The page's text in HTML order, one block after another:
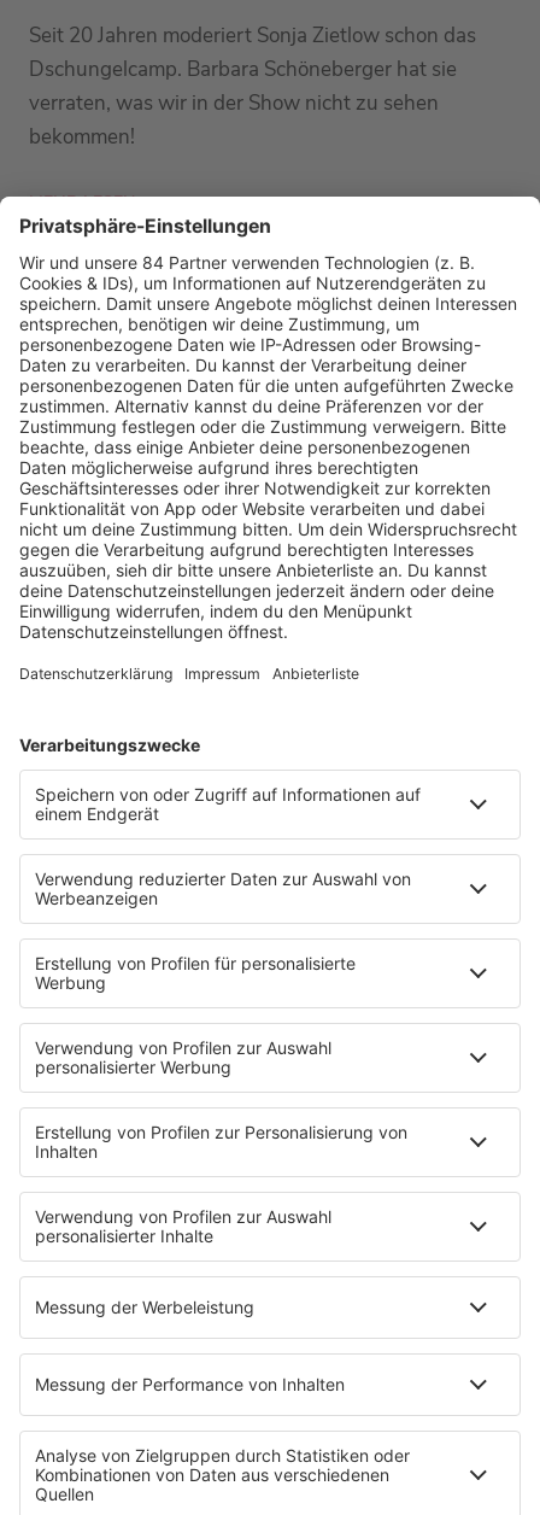
Seit 20 Jahren moderiert Sonja Zietlow schon das
Dschungelcamp. Barbara Schöneberger hat sie
verraten, was wir in der Show nicht zu sehen
bekommen!
MEHR LESEN
PODCAST-GÄSTE: MEHR NEWS
HOME
RADIOS
barba radio
Lagerfeuer
Füße hoch
Schmusekatze
Song Contest
Mädelsabend
Ich hasse Sport
Sonntag Morgen
Strandbar
Putzfimmel
Deutschpop
Deutsche Liebeslieder
PODCASTS
Mit den Waffeln einer Frau
Frühstück bei Barbara
Brave & One
NotAufnahme
"Bewerbung und Karriere"
Aber bitte mit Schlager
Erdbeerkäse
Fitness mit M.A.R.K
Glück in Worten
Todesursache
Niemand muss ein Promi sein
PROGRAMM
Mit den Waffeln einer Frau
SERVICE
Empfang